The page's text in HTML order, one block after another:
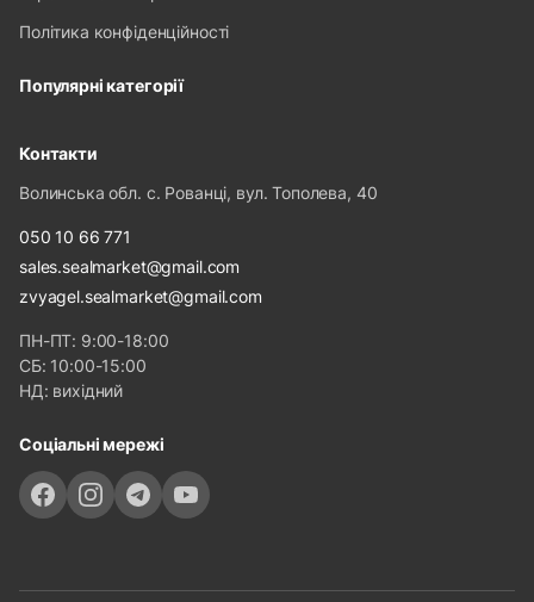
Політика конфіденційності
Популярні категорії
Контакти
Волинська обл. с. Рованці, вул. Тополева, 40
050 10 66 771
sales.sealmarket@gmail.com
zvyagel.sealmarket@gmail.com
ПН-ПТ: 9:00-18:00
СБ: 10:00-15:00
НД: вихідний
Соціальні мережі